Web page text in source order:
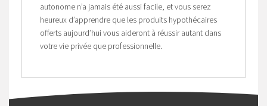
autonome n’a jamais été aussi facile, et vous serez
heureux d’apprendre que les produits hypothécaires
offerts aujourd’hui vous aideront à réussir autant dans
votre vie privée que professionnelle.